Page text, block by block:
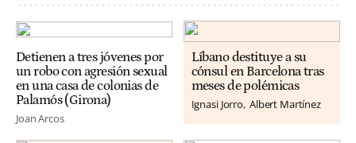
Detienen a tres jóvenes por
un robo con agresión sexual
en una casa de colonias de
Palamós (Girona)
Joan Arcos
Líbano destituye a su
cónsul en Barcelona tras
meses de polémicas
Ignasi Jorro Albert Martínez